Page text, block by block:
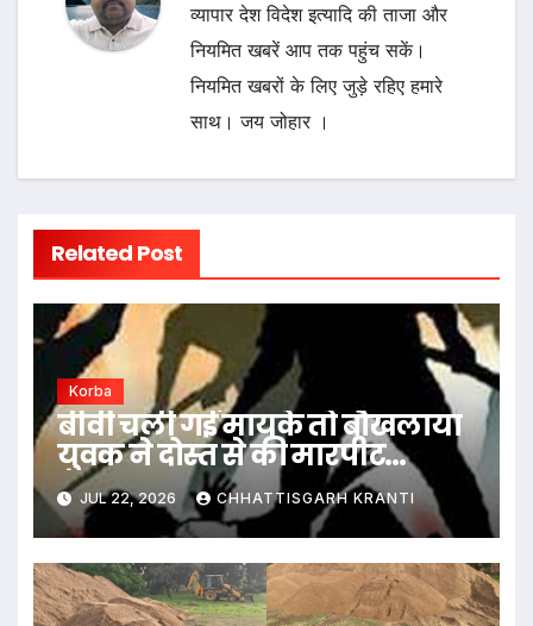
व्यापार देश विदेश इत्यादि की ताजा और
नियमित खबरें आप तक पहुंच सकें।
नियमित खबरों के लिए जुड़े रहिए हमारे
साथ। जय जोहार ।
Related Post
Korba
बीवी चली गई मायके तो बौखलाया
युवक ने दोस्त से की मारपीट…
JUL 22, 2026 CHHATTISGARH KRANTI